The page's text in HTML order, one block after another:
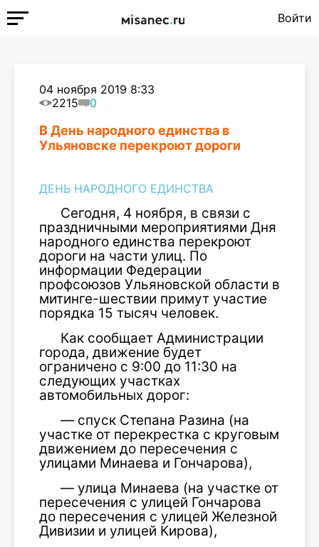
Войти
04 ноября 2019 8:33
2215
0
В День народного единства в
Ульяновске перекроют дороги
ДЕНЬ НАРОДНОГО ЕДИНСТВА
Сегодня, 4 ноября, в связи с
праздничными мероприятиями Дня
народного единства перекроют
дороги на части улиц. По
информации Федерации
профсоюзов Ульяновской области в
митинге-шествии примут участие
порядка 15 тысяч человек.
Как сообщает Администрации
города, движение будет
ограничено с 9:00 до 11:30 на
следующих участках
автомобильных дорог:
— спуск Степана Разина (на
участке от перекрестка с круговым
движением до пересечения с
улицами Минаева и Гончарова),
— улица Минаева (на участке от
пересечения с улицей Гончарова
до пересечения с улицей Железной
Дивизии и улицей Кирова),